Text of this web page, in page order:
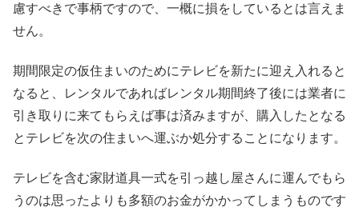
慮すべきで事柄ですので、一概に損をしているとは言えま
せん。
期間限定の仮住まいのためにテレビを新たに迎え入れると
なると、レンタルであればレンタル期間終了後には業者に
引き取りに来てもらえば事は済みますが、購入したとなる
とテレビを次の住まいへ運ぶか処分することになります。
テレビを含む家財道具一式を引っ越し屋さんに運んでもら
うのは思ったよりも多額のお金がかかってしまうものです